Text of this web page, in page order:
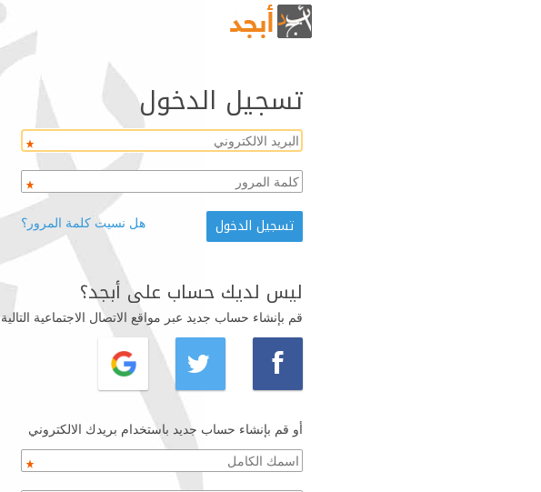
تسجيل الدخول
هل نسيت كلمة المرور؟
ليس لديك حساب على أبجد؟
قم بإنشاء حساب جديد عبر مواقع الاتصال الاجتماعية التالية
أو قم بإنشاء حساب جديد باستخدام بريدك الالكتروني